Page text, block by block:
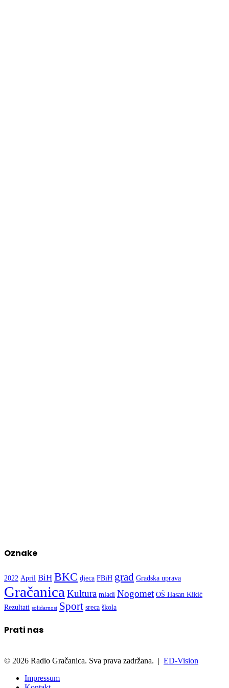
Oznake
2022 April BiH BKC djeca FBiH grad Gradska uprava
GračanicaKultura mladi Nogomet OŠ Hasan Kikić
Rezultati solidarnost Sport sreca škola
Prati nas
© 2026 Radio Gračanica. Sva prava zadržana. | ED-Vision
Impressum